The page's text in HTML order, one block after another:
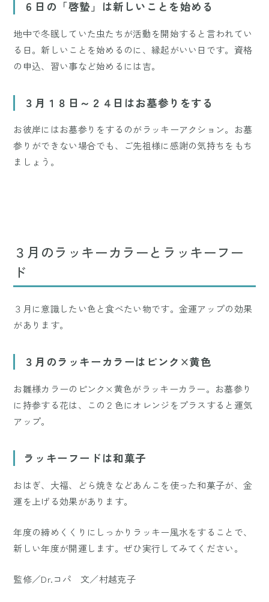
６日の「啓蟄」は新しいことを始める
地中で冬眠していた虫たちが活動を開始すると言われてい
る日。新しいことを始めるのに、縁起がいい日です。資格
の申込、習い事など始めるには吉。
３月１８日～２４日はお墓参りをする
お彼岸にはお墓参りをするのがラッキーアクション。お墓
参りができない場合でも、ご先祖様に感謝の気持ちをもち
ましょう。
３月のラッキーカラーとラッキーフー
ド
３月に意識したい色と食べたい物です。金運アップの効果
があります。
３月のラッキーカラーはピンク×黄色
お雛様カラーのピンク×黄色がラッキーカラー。お墓参り
に持参する花は、この２色にオレンジをプラスすると運気
アップ。
ラッキーフードは和菓子
おはぎ、大福、どら焼きなどあんこを使った和菓子が、金
運を上げる効果があります。
年度の締めくくりにしっかりラッキー風水をすることで、
新しい年度が開運します。ぜひ実行してみてください。
監修／Dr.コパ 文／村越克子